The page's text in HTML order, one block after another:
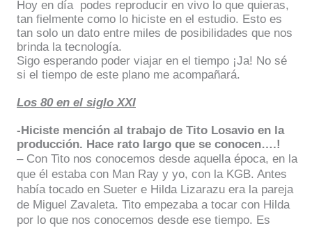
Hoy en día podes reproducir en vivo lo que quieras,
tan fielmente como lo hiciste en el estudio. Esto es
tan solo un dato entre miles de posibilidades que nos
brinda la tecnología.
Sigo esperando poder viajar en el tiempo ¡Ja! No sé
si el tiempo de este plano me acompañará.
Los 80 en el siglo XXI
-Hiciste mención al trabajo de Tito Losavio en la
producción. Hace rato largo que se conocen….!
– Con Tito nos conocemos desde aquella época, en la
que él estaba con Man Ray y yo, con la KGB. Antes
había tocado en Sueter e Hilda Lizarazu era la pareja
de Miguel Zavaleta. Tito empezaba a tocar con Hilda
por lo que nos conocemos desde ese tiempo. Es